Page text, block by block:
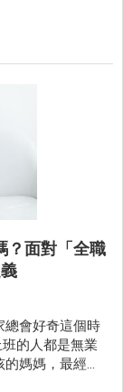
？面對「全職
總會好奇這個時
的人都是無業
媽媽，最經常
些標籤跟名稱